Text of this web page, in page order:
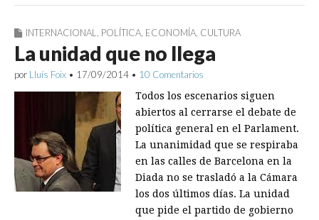
INTERNACIONAL, POLÍTICA, ECONOMÍA, CULTURA
La unidad que no llega
por Lluís Foix • 17/09/2014 • 10 Comentarios
Todos los escenarios siguen
abiertos al cerrarse el debate de
política general en el Parlament.
La unanimidad que se respiraba
en las calles de Barcelona en la
Diada no se trasladó a la Cámara
los dos últimos días. La unidad
que pide el partido de gobierno